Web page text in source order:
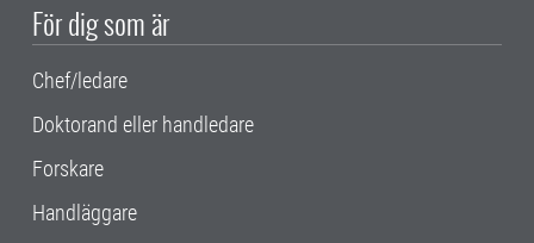
För dig som är
Chef/ledare
Doktorand eller handledare
Forskare
Handläggare